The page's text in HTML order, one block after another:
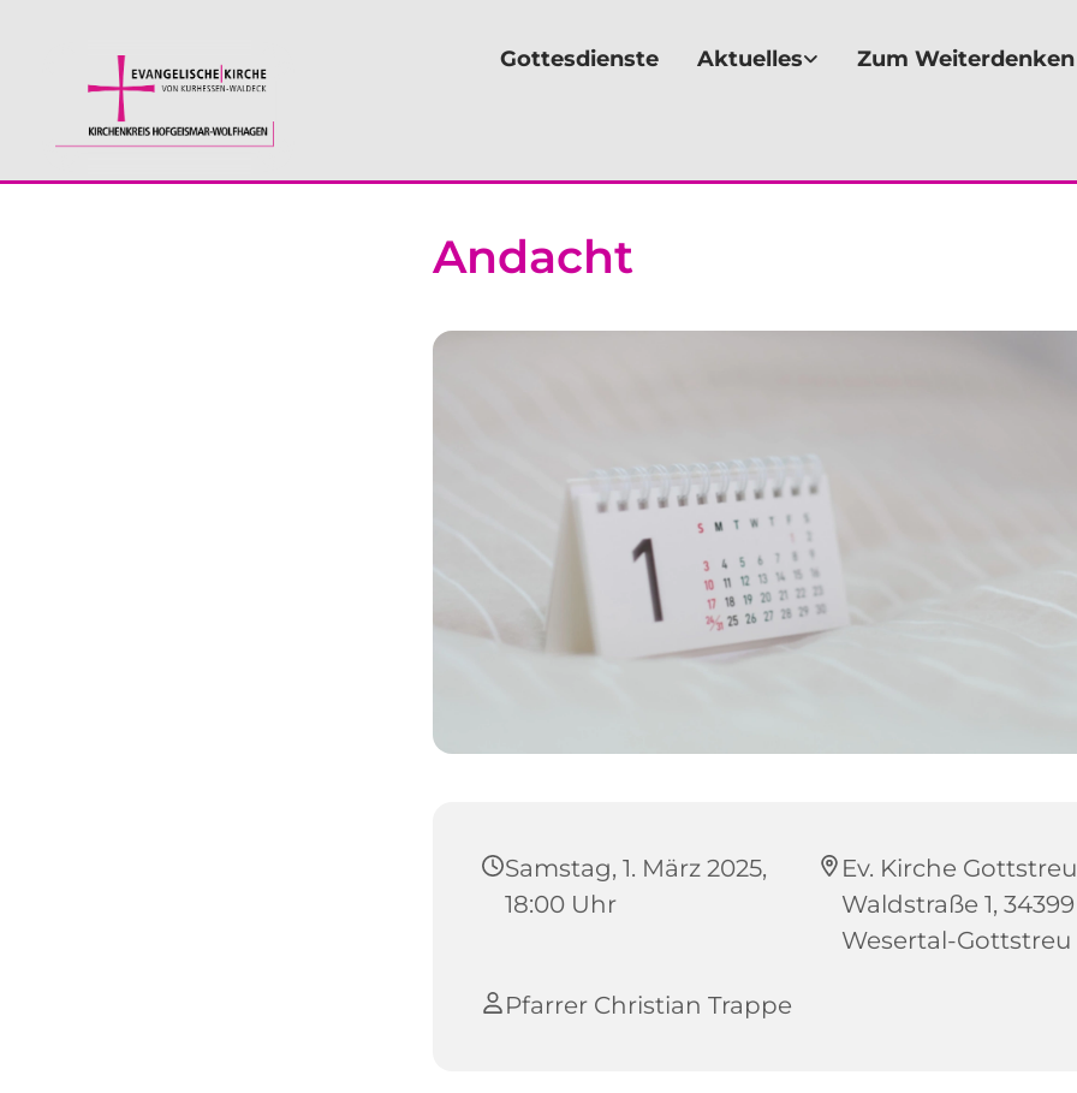
Gottesdienste Aktuelles Zum Weiterdenken
Andacht
Samstag, 1. März 2025,
18:00 Uhr
Ev. Kirche
Waldstraße 1, 34399
Wesertal-Gottstreu
Pfarrer Christian Trappe